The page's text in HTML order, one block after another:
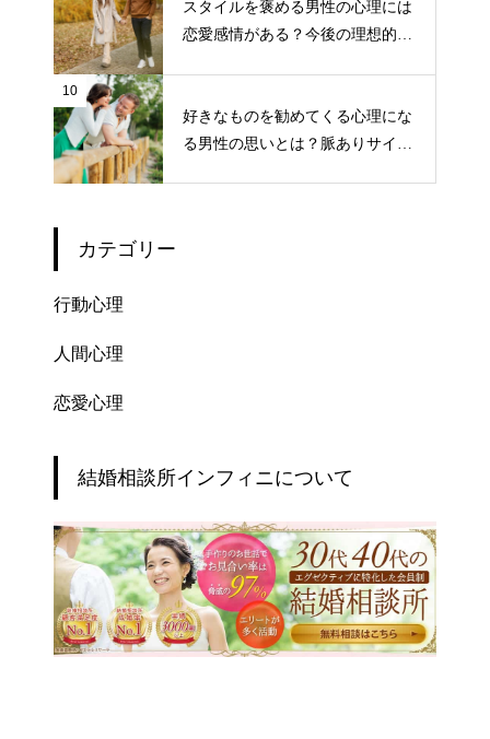
スタイルを褒める男性の心理には
恋愛感情がある？今後の理想的な
10
好きなものを勧めてくる心理にな
る男性の思いとは？脈ありサイン
カテゴリー
行動心理
人間心理
恋愛心理
結婚相談所インフィニについて